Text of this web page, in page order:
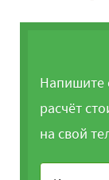
Напишите
расчёт
на свой